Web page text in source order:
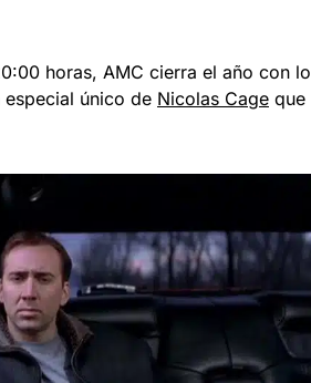
horas, AMC cierra el año con lo
único de Nicolas Cage que